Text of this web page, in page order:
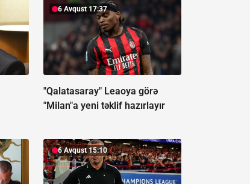
6 Avqust 17:37
"Qalatasaray" Leaoya görə
"Milan"a yeni təklif hazırlayır
6 Avqust 15:10